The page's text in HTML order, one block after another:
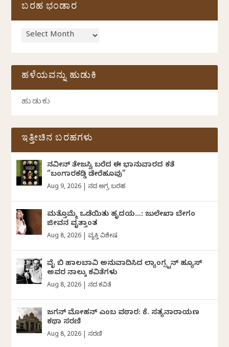
ಬರಹ ಭಂಡಾರ
ಹಳೆಯವನ್ನು ಹುಡುಕಿ
ಇತ್ತೀಚಿನ ಬರಹಗಳು
ನವೀನ್‌ ತೇಜಸ್ವಿ ಬರೆದ ಈ ಭಾನುವಾರದ ಕತೆ
“ಬಂಗಾರಕಡ್ಡಿ ಡೇರೆಹೂವು”
Aug 9, 2026 ದಿನದ ಅಗ್ರ ಬರಹ
ಮತ್ತೊಮ್ಮೆ ಒಡೆಯಿತು ಹೃದಯ…: ಜುಲೇಖಾ ಬೇಗಂ
ಜೀವನ ವೃತ್ತಾಂತ
Aug 8, 2026 ವ್ಯಕ್ತಿ ವಿಶೇಷ
ವೈ ಬಿ ಹಾಲಬಾವಿ ಅನುವಾದಿಸಿದ ಲ್ಯಾಂಗ್ಸ್ಟನ್ ಹ್ಯೂಸ್
ಅವರ ನಾಲ್ಕು ಕವಿತೆಗಳು
Aug 8, 2026 ದಿನದ ಕವಿತೆ
ಜಗನ್‌ ಮೋಹನ್‌ ಎಂಬ ವಠಾರ: ಕೆ. ಸತ್ಯನಾರಾಯಣ
ಕಥಾ ಸರಣಿ
Aug 8, 2026 ಸರಣಿ